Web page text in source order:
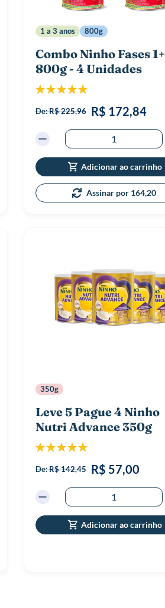
1 a 3 anos 800g
Combo Ninho Fases 1+
800g - 4 Unidades
Classificação:
De:R$ 225,96 R$ 172,84
Adicionar ao carrinho
Assinar por 164,20
350g
Leve 5 Pague 4 Ninho
Nutri Advance 350g
Classificação:
De:R$ 142,45 R$ 57,00
Adicionar ao carrinho